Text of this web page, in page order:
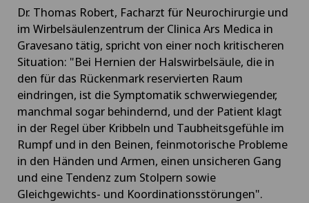
Dr. Thomas Robert, Facharzt für Neurochirurgie und
im Wirbelsäulenzentrum der Clinica Ars Medica in
Gravesano tätig, spricht von einer noch kritischeren
Situation: "Bei Hernien der Halswirbelsäule, die in
den für das Rückenmark reservierten Raum
eindringen, ist die Symptomatik schwerwiegender,
manchmal sogar behindernd, und der Patient klagt
in der Regel über Kribbeln und Taubheitsgefühle im
Rumpf und in den Beinen, feinmotorische Probleme
in den Händen und Armen, einen unsicheren Gang
und eine Tendenz zum Stolpern sowie
Gleichgewichts- und Koordinationsstörungen".